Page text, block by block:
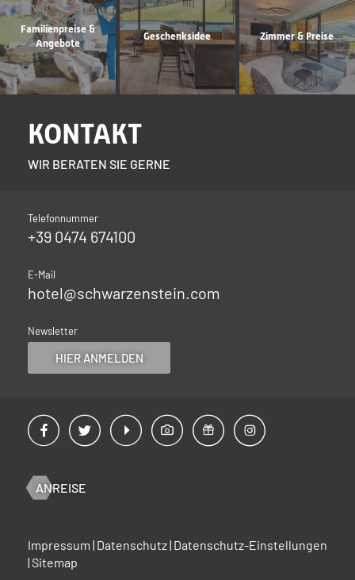
Familienpreise &
Angebote
Geschenksidee Zimmer & Preise
ANREISE
Impressum | Datenschutz| Datenschutz-Einstellungen
|Sitemap
KONTAKT
WIR BERATEN SIE GERNE
Telefonnummer
+39 0474 674100
E-Mail
hotel@schwarzenstein.com
Newsletter
HIER ANMELDEN